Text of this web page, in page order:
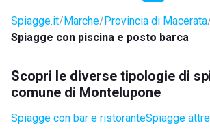
Spiagge.it Marche Provincia di Macerata
Spiagge con piscina e posto barca
Scopri le diverse tipologie di
comune di Montelupone
Spiagge con bar e ristoranteSpiagge